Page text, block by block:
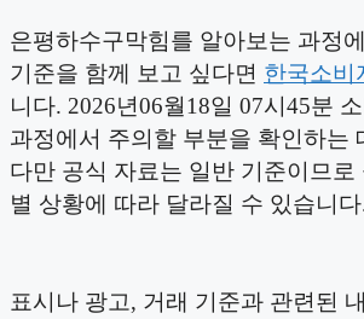
은평하수구막힘를 알아보는 과정
기준을 함께 보고 싶다면 한국소비
니다. 2026년06월18일 07시45분
과정에서 주의할 부분을 확인하는
다만 공식 자료는 일반 기준이므
별 상황에 따라 달라질 수 있습니
표시나 광고, 거래 기준과 관련된